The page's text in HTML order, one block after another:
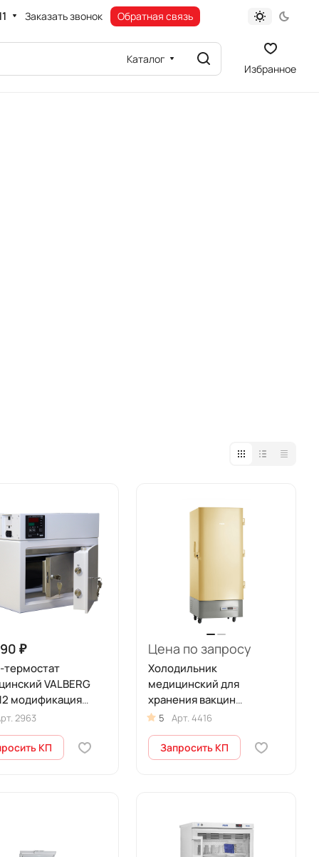
Заказать звонок Обратная связь
Каталог
Избранное
₽
VALBERG
модификация
2963
КП
Цена по запросу
Холодильник
медицинский для
хранения вакцин
активный VacProtect VPA-
5 Арт.4416
Запросить КП